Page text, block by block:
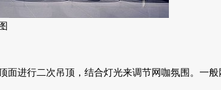
进行二次吊顶，结合灯光来调节网咖氛围。一